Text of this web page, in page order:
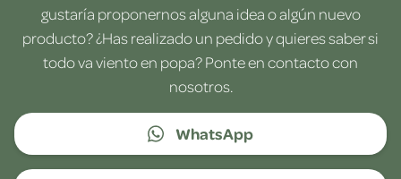
gustaría proponernos alguna idea o algún nuevo
producto? ¿Has realizado un pedido y quieres saber si
todo va viento en popa? Ponte en contacto con
nosotros.
WhatsApp